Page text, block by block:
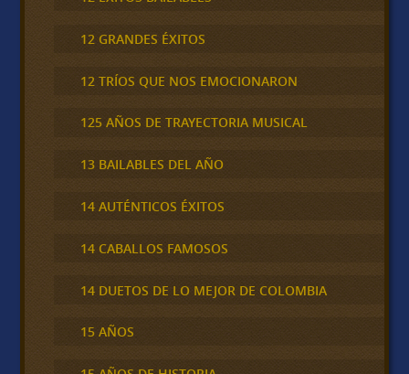
12 GRANDES ÉXITOS
12 TRÍOS QUE NOS EMOCIONARON
125 AÑOS DE TRAYECTORIA MUSICAL
13 BAILABLES DEL AÑO
14 AUTÉNTICOS ÉXITOS
14 CABALLOS FAMOSOS
14 DUETOS DE LO MEJOR DE COLOMBIA
15 AÑOS